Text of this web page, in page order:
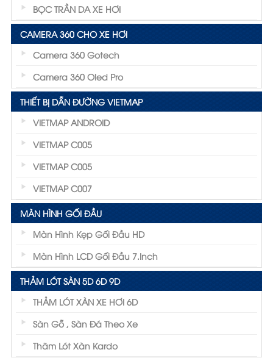
BỌC TRẦN DA XE HƠI
CAMERA 360 CHO XE HƠI
Camera 360 Gotech
Camera 360 Oled Pro
THIẾT BỊ DẪN ĐƯỜNG VIETMAP
VIETMAP ANDROID
VIETMAP C005
VIETMAP C005
VIETMAP C007
MÀN HÌNH GỐI ĐẦU
Màn Hình Kẹp Gối Đầu HD
Màn Hình LCD Gối Đầu 7.inch
THẢM LÓT SÀN 5D 6D 9D
THẢM LÓT XÀN XE HƠI 6D
Sàn Gỗ , Sàn Đá Theo Xe
Thãm Lót Xàn Kardo